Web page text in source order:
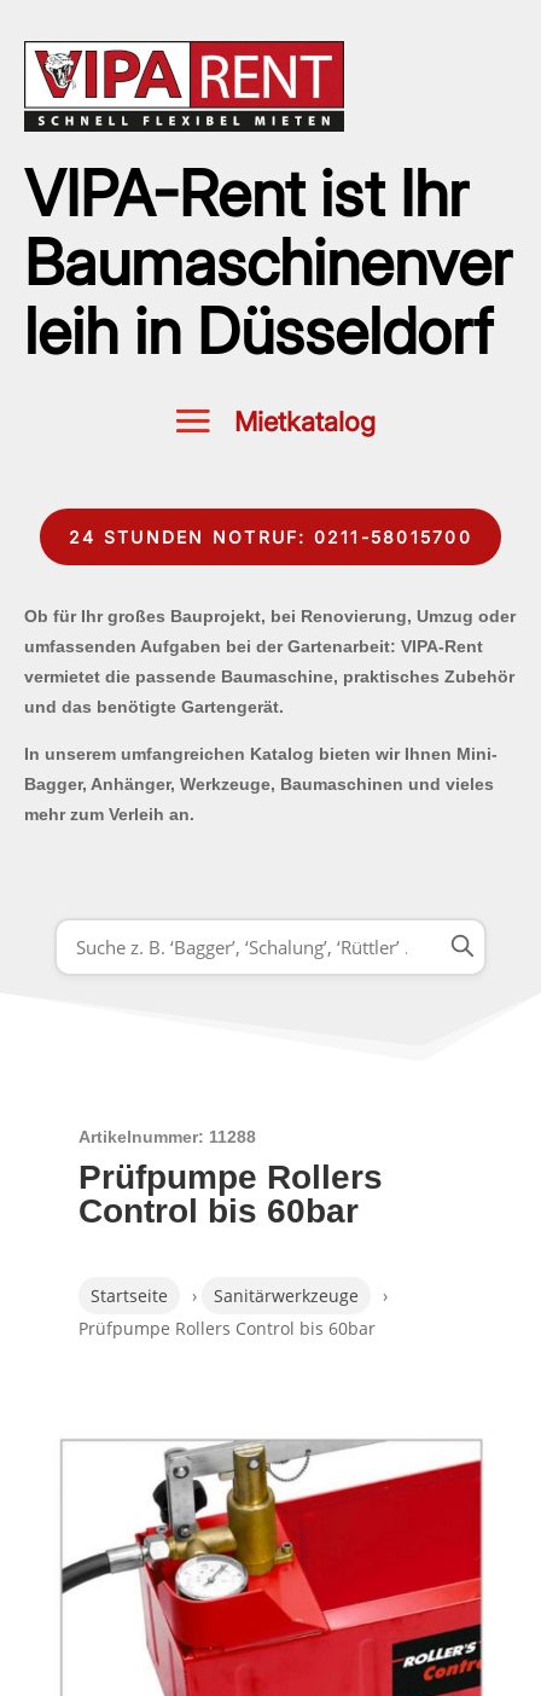
VIPA-Rent ist Ihr
Baumaschinenver
leih in Düsseldorf
24 STUNDEN NOTRUF: 0211-58015700
Ob für Ihr großes Bauprojekt, bei Renovierung, Umzug oder
umfassenden Aufgaben bei der Gartenarbeit: VIPA-Rent
vermietet die passende Baumaschine, praktisches Zubehör
und das benötigte Gartengerät.
In unserem umfangreichen Katalog bieten wir Ihnen Mini-
Bagger, Anhänger, Werkzeuge, Baumaschinen und vieles
mehr zum Verleih an.
Artikelnummer: 11288
Prüfpumpe Rollers
Control bis 60bar
Startseite › Sanitärwerkzeuge
›
Prüfpumpe Rollers Control bis 60bar